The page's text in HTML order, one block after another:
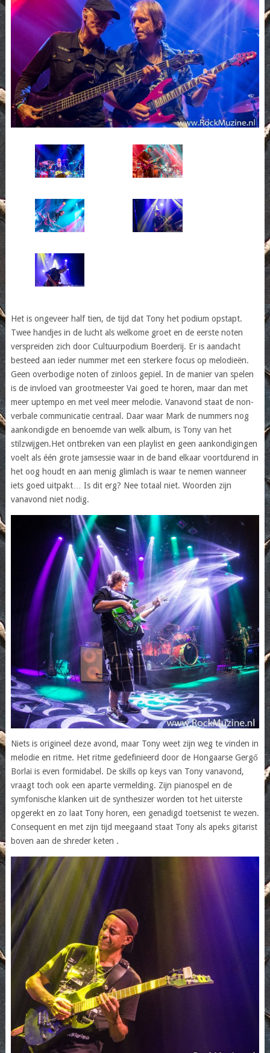
Het is ongeveer half tien, de tijd dat Tony het podium opstapt.
Twee handjes in de lucht als welkome groet en de eerste noten
verspreiden zich door Cultuurpodium Boerderij. Er is aandacht
besteed aan ieder nummer met een sterkere focus op melodieën.
Geen overbodige noten of zinloos gepiel. In de manier van spelen
is de invloed van grootmeester Vai goed te horen, maar dan met
meer uptempo en met veel meer melodie. Vanavond staat de non-
verbale communicatie centraal. Daar waar Mark de nummers nog
aankondigde en benoemde van welk album, is Tony van het
stilzwijgen.Het ontbreken van een playlist en geen aankondigingen
voelt als één grote jamsessie waar in de band elkaar voortdurend in
het oog houdt en aan menig glimlach is waar te nemen wanneer
iets goed uitpakt… Is dit erg? Nee totaal niet. Woorden zijn
vanavond niet nodig.
Niets is origineel deze avond, maar Tony weet zijn weg te vinden in
melodie en ritme. Het ritme gedefinieerd door de Hongaarse Gergő
Borlai is even formidabel. De skills op keys van Tony vanavond,
vraagt toch ook een aparte vermelding. Zijn pianospel en de
symfonische klanken uit de synthesizer worden tot het uiterste
opgerekt en zo laat Tony horen, een genadigd toetsenist te wezen.
Consequent en met zijn tijd meegaand staat Tony als apeks gitarist
boven aan de shreder keten .